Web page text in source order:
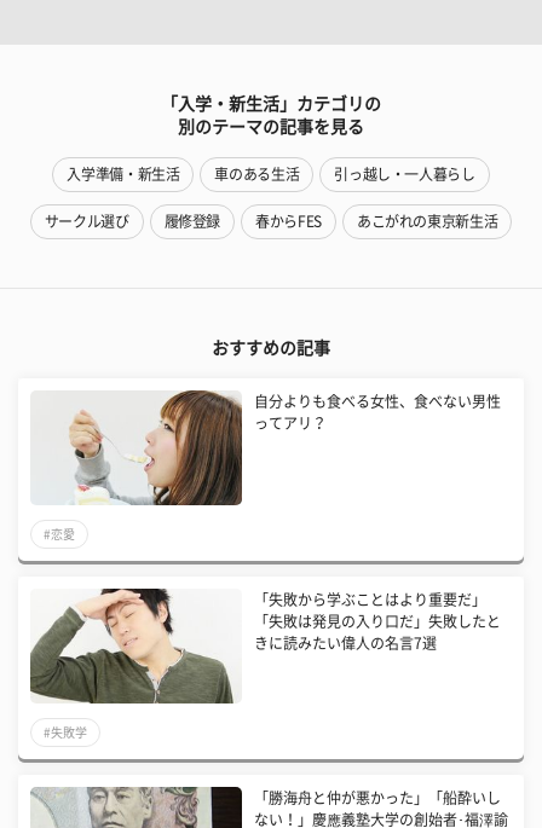
「入学・新生活」カテゴリの
別のテーマの記事を見る
入学準備・新生活 車のある生活 引っ越し・一人暮らし
サークル選び 履修登録 春からFES あこがれの東京新生活
おすすめの記事
自分よりも食べる女性、食べない男性
ってアリ？
#恋愛
「失敗から学ぶことはより重要だ」
「失敗は発見の入り口だ」失敗したと
きに読みたい偉人の名言7選
#失敗学
「勝海舟と仲が悪かった」「船酔いし
ない！」慶應義塾大学の創始者･福澤諭